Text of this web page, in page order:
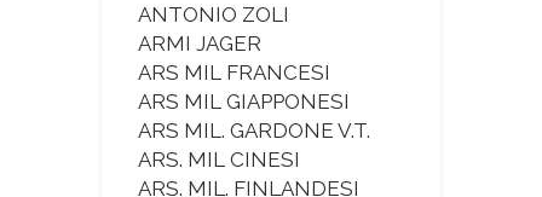
ANTONIO ZOLI
ARMI JAGER
ARS MIL FRANCESI
ARS MIL GIAPPONESI
ARS MIL. GARDONE V.T.
ARS. MIL CINESI
ARS. MIL. FINLANDESI